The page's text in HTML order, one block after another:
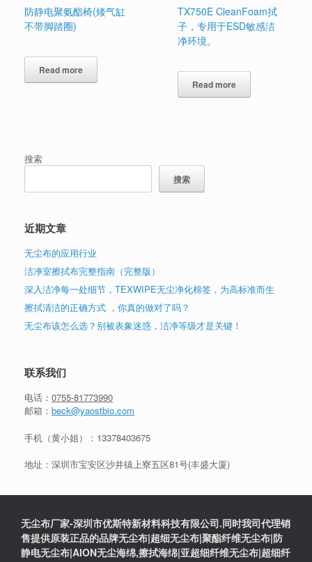
防静电聚氨酯椅(矮气缸
不带脚踏圈)
Read more
TX750E CleanFoam拭
子，专用于ESD敏感洁
净环境。
Read more
搜索
搜索
近期文章
无尘布的应用行业
洁净室擦拭布完整指南（完整版）
深入洁净每一处细节，TEXWIPE无尘净化棉签，为高标准而生
擦拭清洁的正确方式 ，你真的做对了吗？
无尘布该怎么选？别被表象迷惑，洁净等级才是关键！
联系我们
电话： 0755-81773990
邮箱： beck@yaostbio.com
手机（黄小姐）： 13378403675
地址：深圳市宝安区沙井镇上寮五区81号(丰盛大厦)
无尘布厂家-深圳市优斯特新材料科技有限公司.同时我司代理销
售提供原装正品的品牌无尘布|超细无尘布|聚酯纤维无尘布|防
静电无尘布|AION无尘海绵,擦拭海绵|亚超细纤维无尘布|超细纤